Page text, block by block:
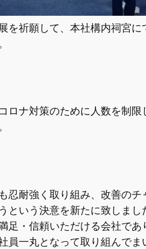
を祈願して、本社構内祠宮に
ロナ対策のために人数を制限
忍耐強く取り組み、改善のチ
という決意を新たに致しまし
足・信頼いただける会社であ
員一丸となって取り組んでま